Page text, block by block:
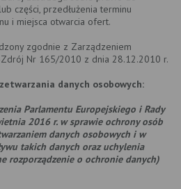
części, przedłużenia terminu
i miejsca otwarcia ofert.
zgodnie z Zarządzeniem
Nr 165/2010 z dnia 28.12.2010 r.
danych osobowych:
Parlamentu Europejskiego i Rady
2016 r. w sprawie ochrony osób
danych osobowych i w
takich danych oraz uchylenia
rozporządzenie o ochronie danych)